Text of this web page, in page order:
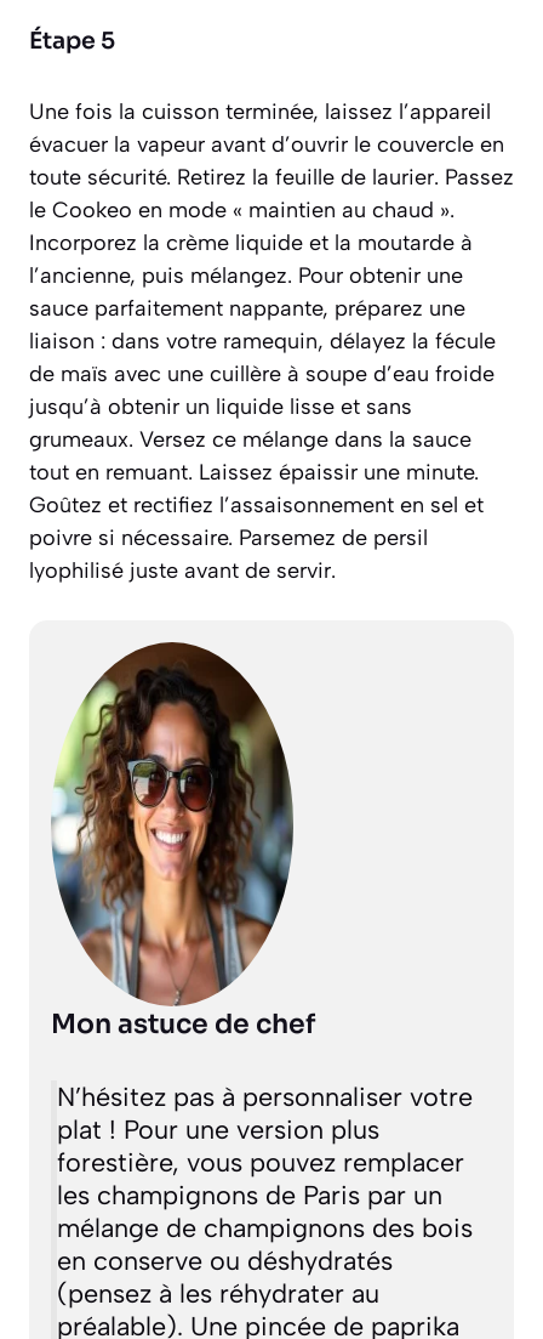
Étape 5
Une fois la cuisson terminée, laissez l’appareil
évacuer la vapeur avant d’ouvrir le couvercle en
toute sécurité. Retirez la feuille de laurier. Passez
le Cookeo en mode « maintien au chaud ».
Incorporez la crème liquide et la moutarde à
l’ancienne, puis mélangez. Pour obtenir une
sauce parfaitement nappante, préparez une
liaison : dans votre ramequin, délayez la fécule
de maïs avec une cuillère à soupe d’eau froide
jusqu’à obtenir un liquide lisse et sans
grumeaux. Versez ce mélange dans la sauce
tout en remuant. Laissez épaissir une minute.
Goûtez et rectifiez l’assaisonnement en sel et
poivre si nécessaire. Parsemez de persil
lyophilisé juste avant de servir.
Mon astuce de chef
N’hésitez pas à personnaliser votre
plat ! Pour une version plus
forestière, vous pouvez remplacer
les champignons de Paris par un
mélange de champignons des bois
en conserve ou déshydratés
(pensez à les réhydrater au
préalable). Une pincée de paprika